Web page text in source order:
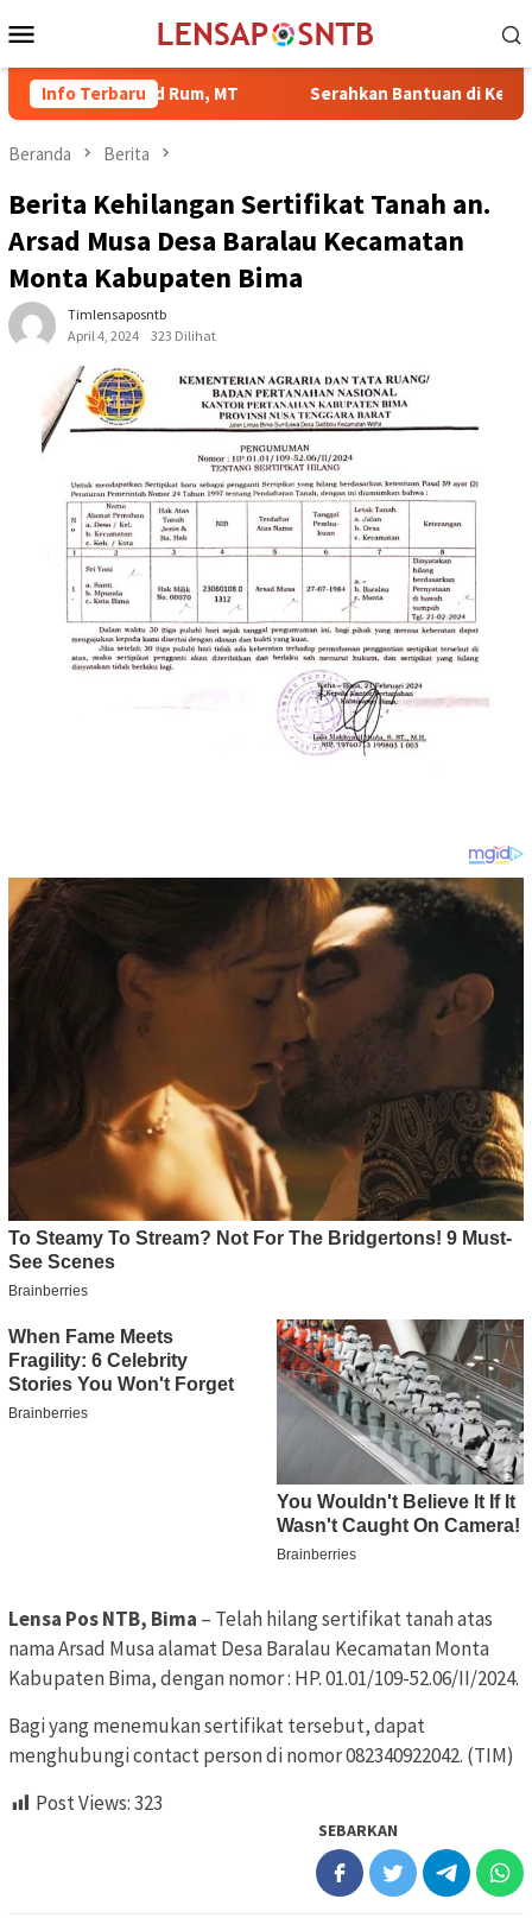
ke
Mobile
Info Terbaru
Rum, MT Serahkan Bantuan di Kelurahan
Beranda Berita
Berita Kehilangan Sertifikat Tanah an.
Arsad Musa Desa Baralau Kecamatan
Monta Kabupaten Bima
Timlensaposntb
April 4, 2024
323 Dilihat
Lensa Pos NTB, Bima – Telah hilang sertifikat tanah atas
nama Arsad Musa alamat Desa Baralau Kecamatan Monta
Kabupaten Bima, dengan nomor : HP. 01.01/109-52.06/II/2024.
Bagi yang menemukan sertifikat tersebut, dapat
menghubungi contact person di nomor 082340922042. (TIM)
Post Views:323
SEBARKAN